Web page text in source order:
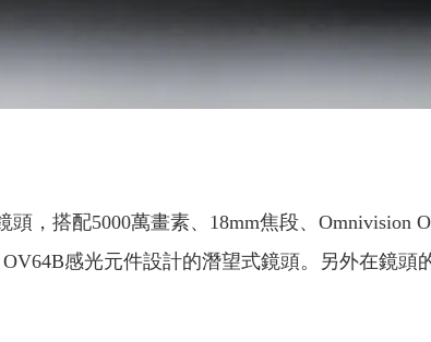
，搭配5000萬畫素、18mm焦段、Omnivision
感光元件設計的潛望式鏡頭。另外在鏡頭